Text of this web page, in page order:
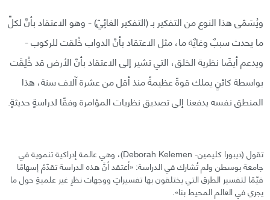
ويُسَمّى هذا النوع من التفكير بـ (التفكير الغائِيّ) - وهو الاعتقاد بأنَّ لكلِّ
ما يحدث سببٌ وغايٌة ما، مثل الاعتقاد بأنَّ الدواب خُلقت للركوب -
ويدعم أيضًا نظرية الخلق، التي تشير إلى الاعتقاد بأنَّ الأرض قد خُلِقَت
بواسطة كائنٍ يملك قوةً عظيمةً منذ أقل من عشرة آلاف سنة، هذا
المنطق نفسه يدفعنا إلى تصديق نظريات المؤامرة وفقًا لدراسةٍ حديثةٍ.
تقول (ديبورا كليمين- Deborah Kelemen)، وهي عالمة إدراكية تنموية في
جامعة بوسطن ولم تُشارك في الدراسة: «أعتقد أنَّ هذه الدراسة تقدّمُ إسهامًا
قيّمًا لتفسير الطرق التي يختلقون بها تفسيراتٍ ووجهات نظرٍ غير علميةٍ حول ما
يجري في العالم المحيط بنا».